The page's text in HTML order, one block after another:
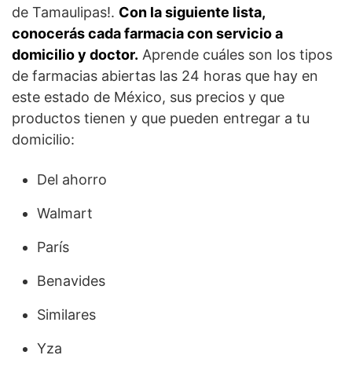
de Tamaulipas!. Con la siguiente lista,
conocerás cada farmacia con servicio a
domicilio y doctor. Aprende cuáles son los tipos
de farmacias abiertas las 24 horas que hay en
este estado de México, sus precios y que
productos tienen y que pueden entregar a tu
domicilio:
Del ahorro
Walmart
París
Benavides
Similares
Yza